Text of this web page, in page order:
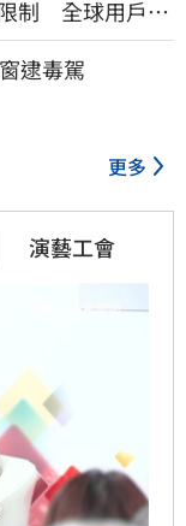
制 全球用戶即
逮毒駕
更多
演藝工會